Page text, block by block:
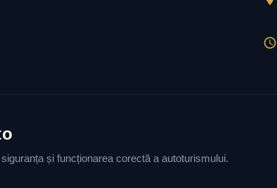
și funcționarea corectă a autoturismului.